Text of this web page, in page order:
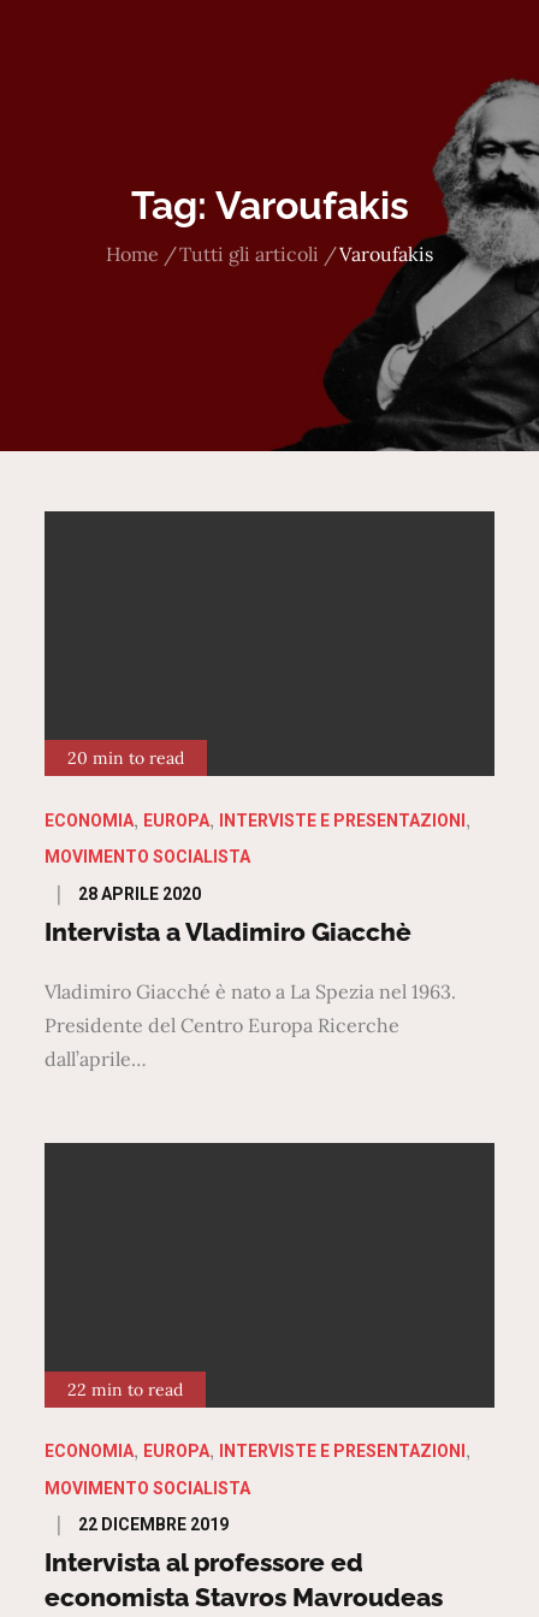
Tag: Varoufakis
Home Tutti gli articoli Varoufakis
20 min to read
ECONOMIA EUROPA
INTERVISTE E PRESENTAZIONI
MOVIMENTO SOCIALISTA
Posted
on
28 APRILE 2020
Intervista a Vladimiro Giacchè
Vladimiro Giacché è nato a La Spezia nel 1963.
Presidente del Centro Europa Ricerche
dall’aprile…
22 min to read
ECONOMIA EUROPA
INTERVISTE E PRESENTAZIONI
MOVIMENTO SOCIALISTA
Posted
on
22 DICEMBRE 2019
Intervista al professore ed
economista Stavros Mavroudeas